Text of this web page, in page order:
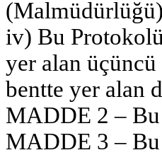
iv) Bu
yer alan
bentte yer alan
MADDE 2 – Bu
MADDE 3 –